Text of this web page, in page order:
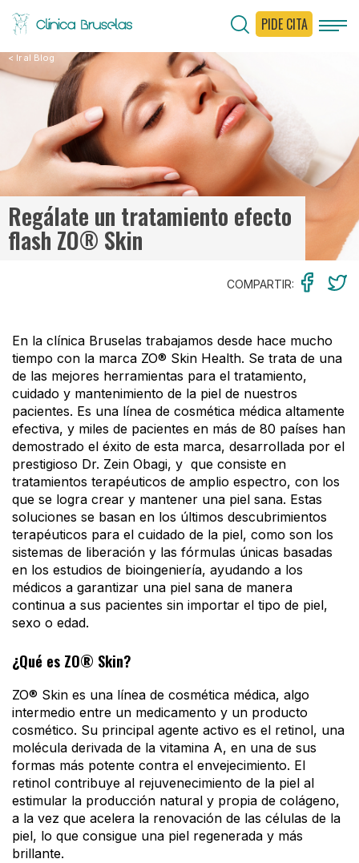
PIDE CITA
< Ir al Blog
Regálate un tratamiento efecto
flash ZO® Skin
COMPARTIR:
En la clínica Bruselas trabajamos desde hace mucho
tiempo con la marca ZO® Skin Health. Se trata de una
de las mejores herramientas para el tratamiento,
cuidado y mantenimiento de la piel de nuestros
pacientes. Es una línea de cosmética médica altamente
efectiva, y miles de pacientes en más de 80 países han
demostrado el éxito de esta marca, desarrollada por el
prestigioso Dr. Zein Obagi, y que consiste en
tratamientos terapéuticos de amplio espectro, con los
que se logra crear y mantener una piel sana. Estas
soluciones se basan en los últimos descubrimientos
terapéuticos para el cuidado de la piel, como son los
sistemas de liberación y las fórmulas únicas basadas
en los estudios de bioingeniería, ayudando a los
médicos a garantizar una piel sana de manera
continua a sus pacientes sin importar el tipo de piel,
sexo o edad.
¿Qué es ZO® Skin?
ZO® Skin es una línea de cosmética médica, algo
intermedio entre un medicamento y un producto
cosmético. Su principal agente activo es el retinol, una
molécula derivada de la vitamina A, en una de sus
formas más potente contra el envejecimiento. El
retinol contribuye al rejuvenecimiento de la piel al
estimular la producción natural y propia de colágeno,
a la vez que acelera la renovación de las células de la
piel, lo que consigue una piel regenerada y más
brillante.